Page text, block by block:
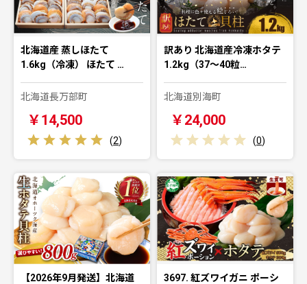
北海道産 蒸しほたて
1.6kg（冷凍） ほたて …
北海道長万部町
￥14,500
(2)
訳あり 北海道産冷凍ホタテ
1.2kg（37～40粒…
北海道別海町
￥24,000
(0)
【2026年9月発送】北海道
3697. 紅ズワイガニ ポーシ